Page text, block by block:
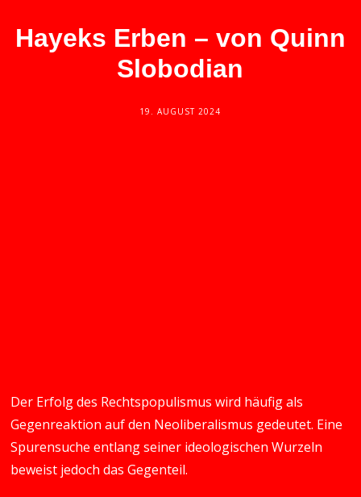
Hayeks Erben – von Quinn
Slobodian
19. AUGUST 2024
Der Erfolg des Rechtspopulismus wird häufig als
Gegenreaktion auf den Neoliberalismus gedeutet. Eine
Spurensuche entlang seiner ideologischen Wurzeln
beweist jedoch das Gegenteil.